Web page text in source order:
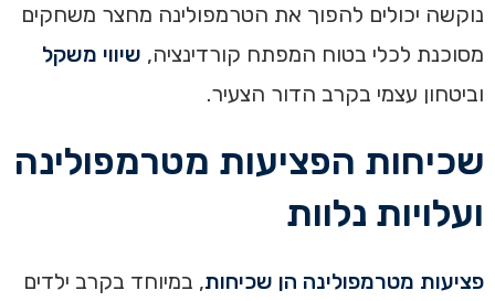
נוקשה יכולים להפוך את הטרמפולינה מחצר משחקים
מסוכנת לכלי בטוח המפתח קורדינציה, שיווי משקל
וביטחון עצמי בקרב הדור הצעיר.
שכיחות הפציעות מטרמפולינה
ועלויות נלוות
פציעות מטרמפולינה הן שכיחות, במיוחד בקרב ילדים